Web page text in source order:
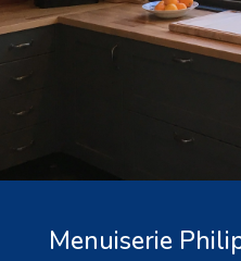
Menuiserie